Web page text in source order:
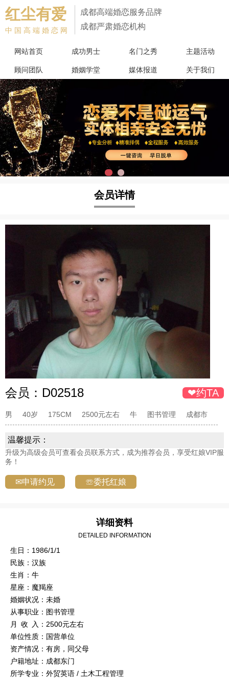
红尘有爱
中国高端婚恋网
成都高端婚恋服务品牌
成都严肃婚恋机构
网站首页 成功男士 名门之秀 主题活动
顾问团队 婚姻学堂 媒体报道 关于我们
会员详情
会员： D02518 ❤约TA
男 40岁 175CM 2500元左右 牛 图书管理 成都市
温馨提示：
升级为高级会员可查看会员联系方式，成为推荐会员，享受红娘VIP服
务！
✉申请约见 ☏委托红娘
详细资料
DETAILED INFORMATION
生日：1986/1/1
民族：汉族
生肖：牛
星座：魔羯座
婚姻状况：未婚
从事职业：图书管理
月 收 入：2500元左右
单位性质：国营单位
资产情况：有房，同父母
户籍地址：成都东门
所学专业：外贸英语 / 土木工程管理